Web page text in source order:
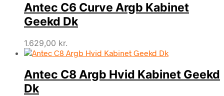
Antec C6 Curve Argb Kabinet
Geekd Dk
1.629,00 kr.
Antec C8 Argb Hvid Kabinet Geekd
Dk